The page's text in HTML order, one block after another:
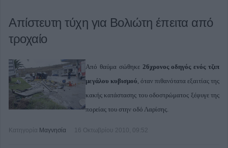
Απίστευτη τύχη για Βολιώτη έπειτα από
τροχαίο
Από θαύμα σώθηκε 26χρονος οδηγός ενός τζιπ
μεγάλου κυβισμού, όταν πιθανότατα εξαιτίας της
κακής κατάστασης του οδοστρώματος ξέφυγε της
πορείας του στην οδό Λαρίσης.
Κατηγορία Μαγνησία 16 Οκτωβρίου 2010, 09:52